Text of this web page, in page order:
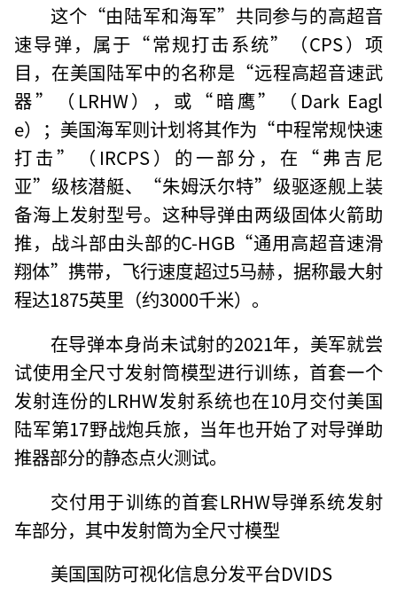
这个“由陆军和海军”共同参与的高超音
速导弹，属于“常规打击系统”（CPS）项
目，在美国陆军中的名称是“远程高超音速武
器”（LRHW），或“暗鹰”（Dark Eagl
e）；美国海军则计划将其作为“中程常规快速
打击”（IRCPS）的一部分，在“弗吉尼
亚”级核潜艇、“朱姆沃尔特”级驱逐舰上装
备海上发射型号。这种导弹由两级固体火箭助
推，战斗部由头部的C-HGB“通用高超音速滑
翔体”携带，飞行速度超过5马赫，据称最大射
程达1875英里（约3000千米）。
在导弹本身尚未试射的2021年，美军就尝
试使用全尺寸发射筒模型进行训练，首套一个
发射连份的LRHW发射系统也在10月交付美国
陆军第17野战炮兵旅，当年也开始了对导弹助
推器部分的静态点火测试。
交付用于训练的首套LRHW导弹系统发射
车部分，其中发射筒为全尺寸模型
美国国防可视化信息分发平台DVIDS